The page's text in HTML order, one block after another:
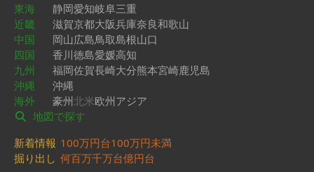
東海
静岡愛知岐阜三重
近畿
滋賀京都大阪兵庫奈良和歌山
中国
岡山広島鳥取島根山口
四国
香川徳島愛媛高知
九州
福岡佐賀長崎大分熊本宮崎鹿児島
沖縄
沖縄
海外
豪州北米欧州アジア
地図で探す
新着情報 100万円台100万円未満
掘り出し 何百万千万台億円台